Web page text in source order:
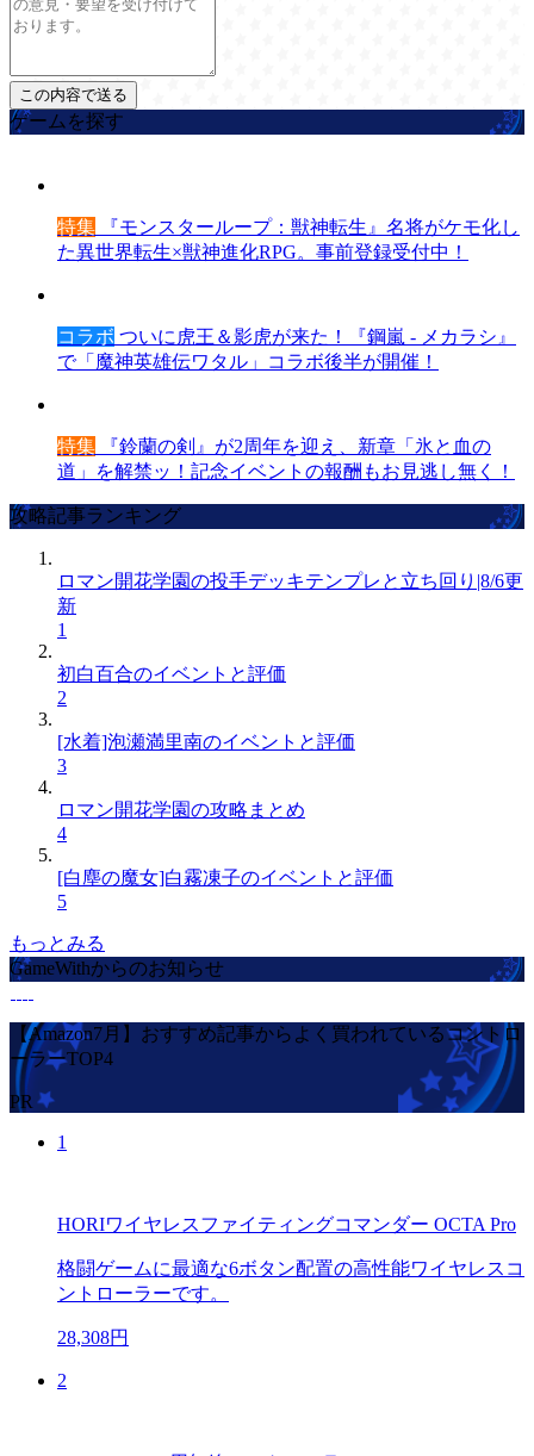
ゲームを探す
特集 『モンスターループ：獣神転生』名将がケモ化し
た異世界転生×獣神進化RPG。事前登録受付中！
コラボ ついに虎王＆影虎が来た！『鋼嵐 - メカラシ』
で「魔神英雄伝ワタル」コラボ後半が開催！
特集 『鈴蘭の剣』が2周年を迎え、新章「氷と血の
道」を解禁ッ！記念イベントの報酬もお見逃し無く！
攻略記事ランキング
ロマン開花学園の投手デッキテンプレと立ち回り|8/6更
新
1
初白百合のイベントと評価
2
[水着]泡瀬満里南のイベントと評価
3
ロマン開花学園の攻略まとめ
4
[白塵の魔女]白霧凍子のイベントと評価
5
もっとみる
GameWithからのお知らせ
【Amazon7月】おすすめ記事からよく買われているコントロ
ーラーTOP4
PR
1
HORIワイヤレスファイティングコマンダー OCTA Pro
格闘ゲームに最適な6ボタン配置の高性能ワイヤレスコ
ントローラーです。
28,308円
2